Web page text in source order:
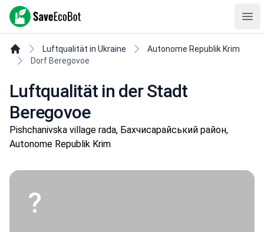
SaveEcoBot
Luftqualität in Ukraine
Autonome Republik Krim
Dorf Beregovoe
Luftqualität in der Stadt
Beregovoe
Pishchanivska village rada, Бахчисарайський район,
Autonome Republik Krim
?